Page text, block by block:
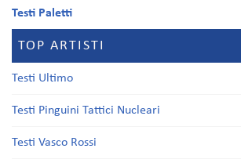
Testi Paletti
TOP ARTISTI
Testi Ultimo
Testi Pinguini Tattici Nucleari
Testi Vasco Rossi